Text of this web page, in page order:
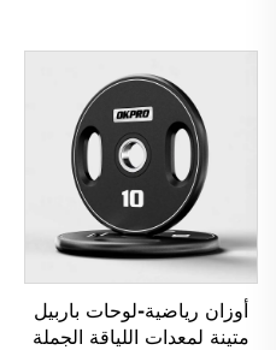
أوزان رياضية-لوحات باربيل
متينة لمعدات اللياقة الجملة